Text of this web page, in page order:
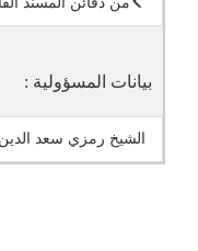
بيانات المسؤولية :
الشيخ رمزي سعد